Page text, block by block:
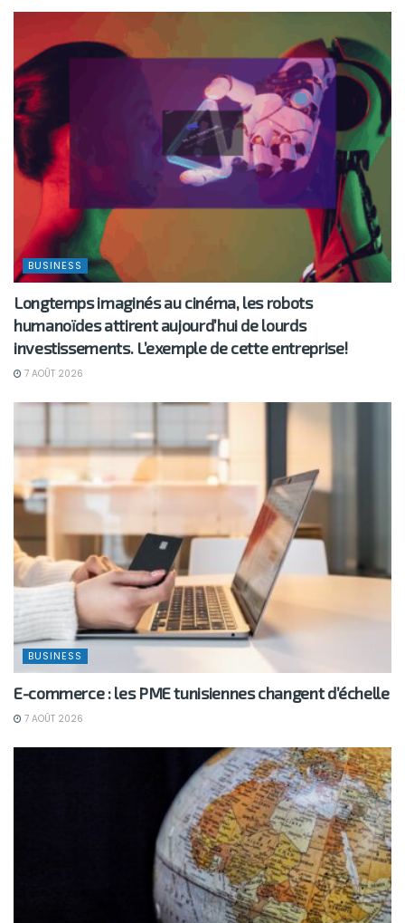
BUSINESS
Longtemps imaginés au cinéma, les robots
humanoïdes attirent aujourd’hui de lourds
investissements. L’exemple de cette entreprise!
7 AOÛT 2026
BUSINESS
E-commerce : les PME tunisiennes changent d’échelle
7 AOÛT 2026